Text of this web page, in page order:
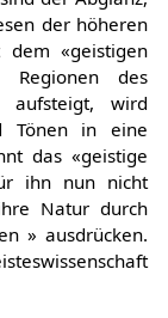
der höheren
«geistigen
des
aufsteigt, wird
Tönen in eine
das «geistige
ihn nun nicht
Natur durch
» ausdrücken.